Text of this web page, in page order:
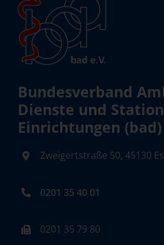
Bundesverband
Dienste und
Einrichtungen (bad)
Zweigertstraße 50, 45130
0201 35 40 01
0201 35 79 80